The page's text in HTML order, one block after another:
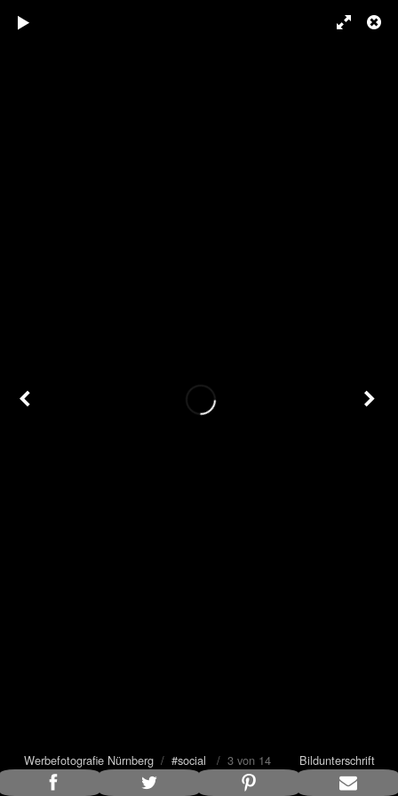
Werbefotografie Nürnberg/ #social / 3 von 14 Bildunterschrift
anzeigen